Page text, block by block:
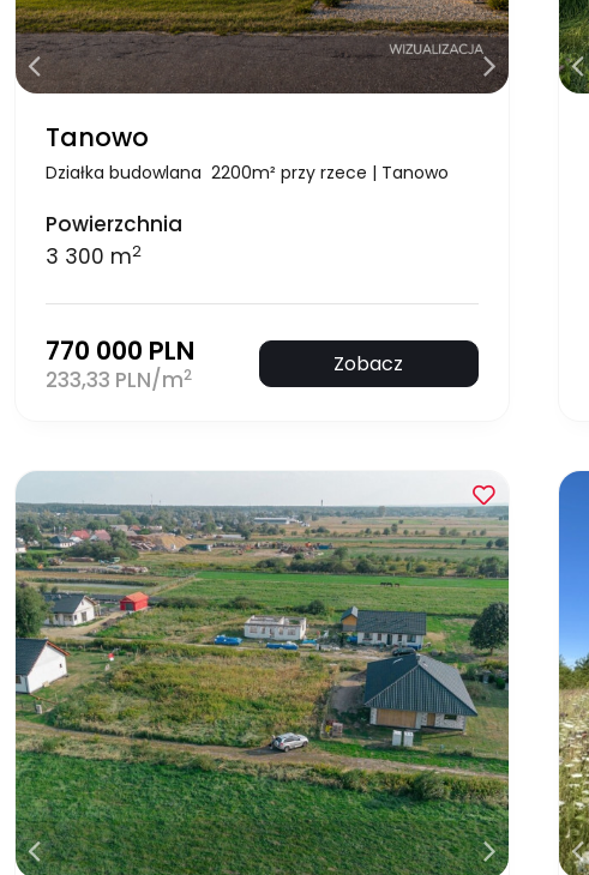
Tanowo
Działka budowlana 2200m² przy rzece | Tanowo
Powierzchnia
3 300 m2
770 000 PLN
233,33 PLN/m2 Zobacz